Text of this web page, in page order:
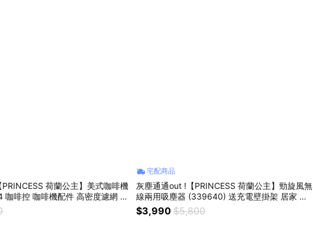
荷蘭公主】美式咖啡機
咖啡控 咖啡機配件 高密度濾網 適
高溫 安全無毒 可重複使用
宅配商品
灰塵通通out !【PRINCESS 荷蘭公主】勁旋風無
線兩用吸塵器 (339640) 送充電壁掛架 居家 清
潔 打掃 除塵 大吸力 無線吸塵器 輕巧 持久續航
$3,990 $5,800